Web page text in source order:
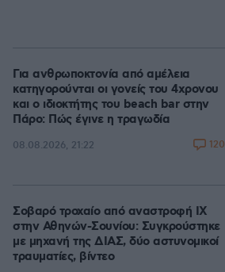
Για ανθρωποκτονία από αμέλεια
κατηγορούνται οι γονείς του 4χρονου
και ο ιδιοκτήτης του beach bar στην
Πάρο: Πώς έγινε η τραγωδία
08.08.2026, 21:22 120
Σοβαρό τροχαίο από αναστροφή ΙΧ
στην Αθηνών-Σουνίου: Συγκρούστηκε
με μηχανή της ΔΙΑΣ, δύο αστυνομικοί
τραυματίες, βίντεο